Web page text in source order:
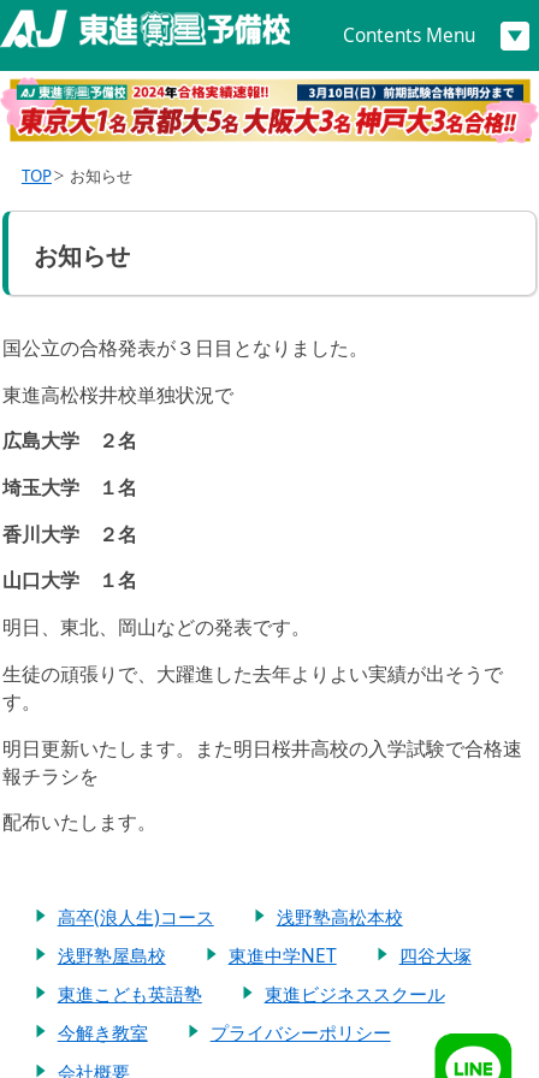
Contents Menu
TOP お知らせ
お知らせ
国公立の合格発表が３日目となりました。
東進高松桜井校単独状況で
広島大学 ２名
埼玉大学 １名
香川大学 ２名
山口大学 １名
明日、東北、岡山などの発表です。
生徒の頑張りで、大躍進した去年よりよい実績が出そうで
す。
明日更新いたします。また明日桜井高校の入学試験で合格速
報チラシを
配布いたします。
高卒(浪人生)コース
浅野塾高松本校
浅野塾屋島校
東進中学NET
四谷大塚
東進こども英語塾
東進ビジネススクール
今解き教室
プライバシーポリシー
会社概要